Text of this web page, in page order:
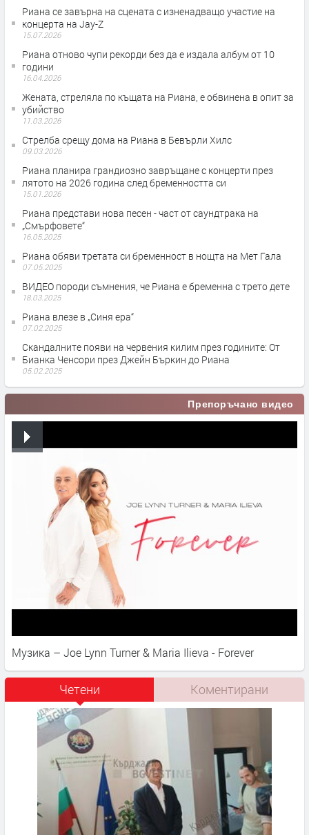
Риана се завърна на сцената с изненадващо участие на
концерта на Jay-Z
15.07.2026
Риана отново чупи рекорди без да е издала албум от 10
години
16.04.2026
Жената, стреляла по къщата на Риана, е обвинена в опит за
убийство
11.03.2026
Стрелба срещу дома на Риана в Бевърли Хилс
09.03.2026
Риана планира грандиозно завръщане с концерти през
лятото на 2026 година след бременността си
15.01.2026
Риана представи нова песен - част от саундтрака на
„Смърфовете“
16.05.2025
Риана обяви третата си бременност в нощта на Мет Гала
07.05.2025
ВИДЕО породи съмнения, че Риана е бременна с трето дете
18.03.2025
Риана влезе в „Синя ера“
07.02.2025
Скандалните появи на червения килим през годините: От
Бианка Ченсори през Джейн Бъркин до Риана
05.02.2025
Препоръчано видео
Музика – Joe Lynn Turner & Maria Ilieva - Forever
Четени Коментирани